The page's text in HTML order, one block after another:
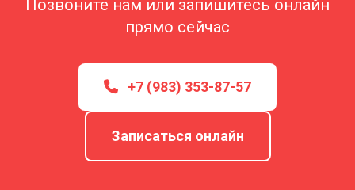
Позвоните нам или запишитесь онлайн
прямо сейчас
+7 (983) 353-87-57
Записаться онлайн